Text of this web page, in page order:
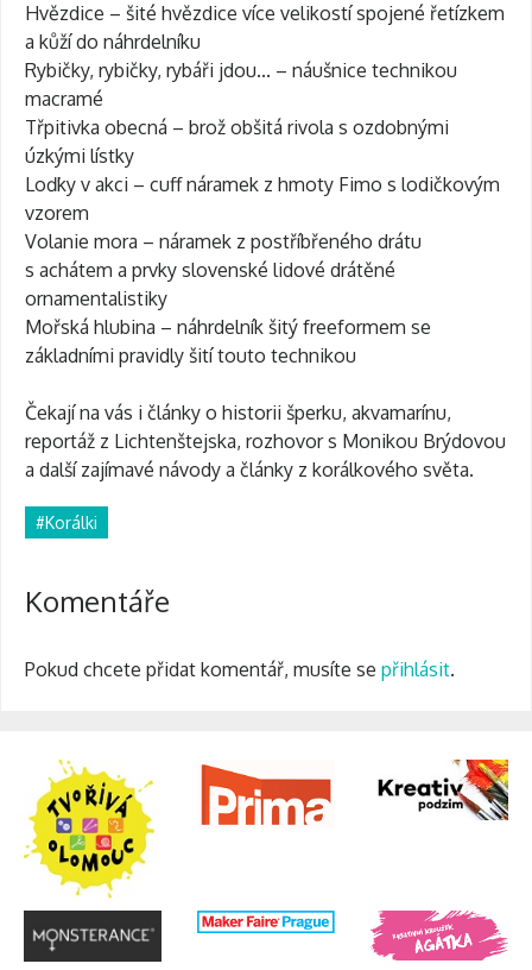
Hvězdice – šité hvězdice více velikostí spojené řetízkem
a kůží do náhrdelníku
Rybičky, rybičky, rybáři jdou... – náušnice technikou
macramé
Třpitivka obecná – brož obšitá rivola s ozdobnými
úzkými lístky
Loďky v akci – cuff náramek z hmoty Fimo s lodičkovým
vzorem
Volanie mora – náramek z postříbřeného drátu
s achátem a prvky slovenské lidové drátěné
ornamentalistiky
Mořská hlubina – náhrdelník šitý freeformem se
základními pravidly šití touto technikou
Čekají na vás i články o historii šperku, akvamarínu,
reportáž z Lichtenštejska, rozhovor s Monikou Brýdovou
a další zajímavé návody a články z korálkového světa.
#Korálki
Komentáře
Pokud chcete přidat komentář, musíte se přihlásit.